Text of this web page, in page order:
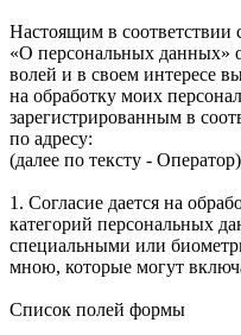
Настоящим в
«О персональных данных»
волей и в своем интересе
на обработку моих
зарегистрированным в
по адресу:
(далее по тексту -
1. Согласие дается на
категорий персональных
специальными или
мною, которые могут
Список полей формы